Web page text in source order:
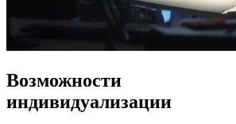
Возможности
индивидуализации